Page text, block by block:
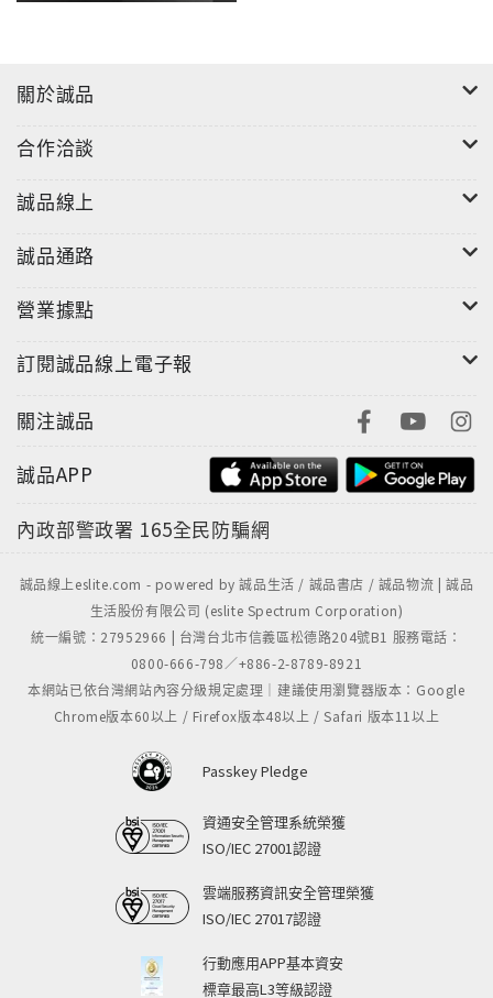
關於誠品
合作洽談
誠品線上
誠品通路
營業據點
訂閱誠品線上電子報
關注誠品
誠品APP
內政部警政署 165全民防騙網
誠品線上eslite.com - powered by 誠品生活 / 誠品書店 / 誠品物流 | 誠品
生活股份有限公司 (eslite Spectrum Corporation)
統一編號：27952966 | 台灣台北市信義區松德路204號B1 服務電話：
0800-666-798／+886-2-8789-8921
本網站已依台灣網站內容分級規定處理｜建議使用瀏覽器版本：Google
Chrome版本60以上 / Firefox版本48以上 / Safari 版本11以上
Passkey Pledge
資通安全管理系統榮獲
ISO/IEC 27001認證
雲端服務資訊安全管理榮獲
ISO/IEC 27017認證
行動應用APP基本資安
標章最高L3等級認證